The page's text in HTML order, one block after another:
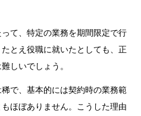
て、特定の業務を期間限定で行
とえ役職に就いたとしても、正
しいでしょう。
で、基本的には契約時の業務範
ほぼありません。こうした理由